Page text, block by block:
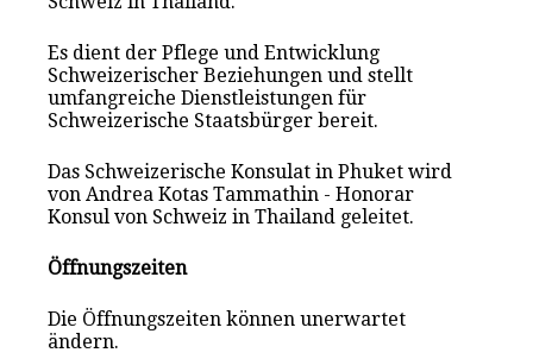
Es dient der Pflege und Entwicklung
Schweizerischer Beziehungen und stellt
umfangreiche Dienstleistungen für
Schweizerische Staatsbürger bereit.
Das Schweizerische Konsulat in Phuket wird
von Andrea Kotas Tammathin - Honorar
Konsul von Schweiz in Thailand geleitet.
Öffnungszeiten
Die Öffnungszeiten können unerwartet
ändern.